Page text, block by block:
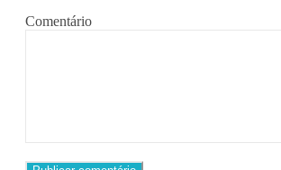
Comentário